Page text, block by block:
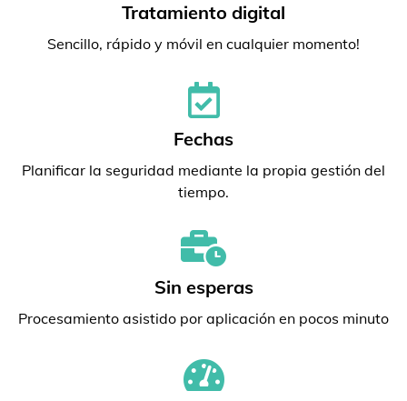
Tratamiento digital
Sencillo, rápido y móvil en cualquier momento!
Fechas
Planificar la seguridad mediante la propia gestión del
tiempo.
Sin esperas
Procesamiento asistido por aplicación en pocos minuto